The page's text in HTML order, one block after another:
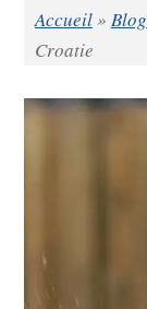
Accueil» Blog
Croatie